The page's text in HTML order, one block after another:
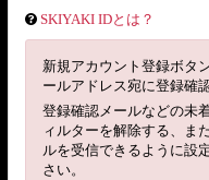
SKIYAKI IDとは？
新規アカウント登録ボタ
ールアドレス宛に登録確
登録確認メールなどの未
ィルターを解除する、ま
ルを受信できるように設
さい。